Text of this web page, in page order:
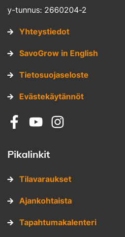
y-tunnus: 2660204-2
Yhteystiedot
SavoGrow in English
Tietosuojaseloste
Evästekäytännöt
Sosiaalinen media: facebook
Sosiaalinen media:
Sosiaalinen media:
Pikalinkit
Tilavaraukset
Ajankohtaista
Tapahtumakalenteri